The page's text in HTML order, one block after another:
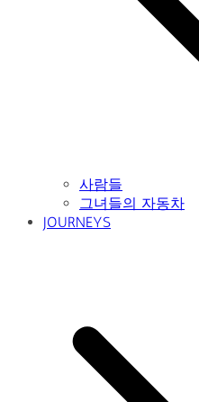
사람들
그녀들의 자동차
JOURNEYS